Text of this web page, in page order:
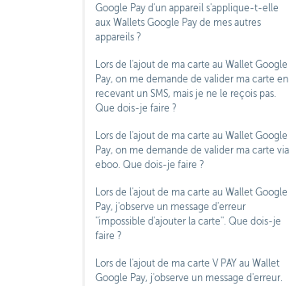
Google Pay d'un appareil s'applique-t-elle
aux Wallets Google Pay de mes autres
appareils ?
Lors de l'ajout de ma carte au Wallet Google
Pay, on me demande de valider ma carte en
recevant un SMS, mais je ne le reçois pas.
Que dois-je faire ?
Lors de l'ajout de ma carte au Wallet Google
Pay, on me demande de valider ma carte via
eboo. Que dois-je faire ?
Lors de l'ajout de ma carte au Wallet Google
Pay, j'observe un message d'erreur
''impossible d'ajouter la carte''. Que dois-je
faire ?
Lors de l'ajout de ma carte V PAY au Wallet
Google Pay, j'observe un message d'erreur.